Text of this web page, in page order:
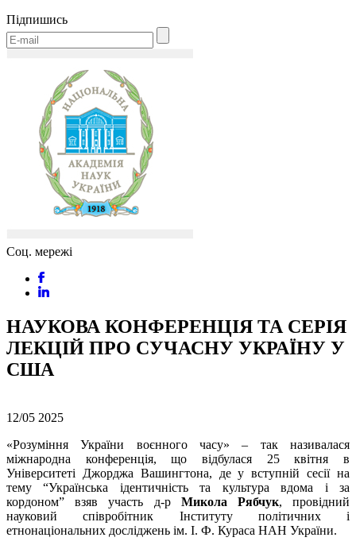
Підпишись
Соц. мережі
НАУКОВА КОНФЕРЕНЦІЯ ТА СЕРІЯ
ЛЕКЦІЙ ПРО СУЧАСНУ УКРАЇНУ У
США
12/05 2025
«РозумінняУкраїни воєнногочасу» – такназивалася
міжнародна конференція,щовідбулася 25квітняв
Університеті Джорджа Вашингтона, деувступнійсесіїна
тему “Українська ідентичністьта культуравдома іза
кордоном”взявучасть д-р Микола Рябчук,провідний
науковийспівробітник Інституту політичних і
етнонаціональних досліджень ім. І. Ф. Кураса НАН України.